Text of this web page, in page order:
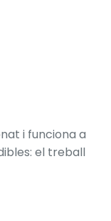
i funciona a
el treball